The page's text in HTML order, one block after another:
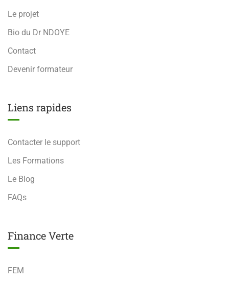
Le projet
Bio du Dr NDOYE
Contact
Devenir formateur
Liens rapides
Contacter le support
Les Formations
Le Blog
FAQs
Finance Verte
FEM